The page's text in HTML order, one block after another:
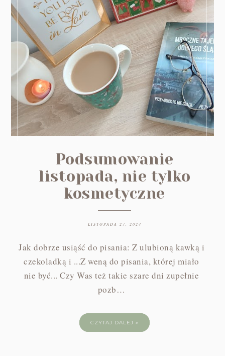
Podsumowanie
listopada, nie tylko
kosmetyczne
LISTOPADA 27, 2024
Jak dobrze usiąść do pisania: Z ulubioną kawką i
czekoladką i ...Z weną do pisania, której miało
nie być... Czy Was też takie szare dni zupełnie
pozb…
CZYTAJ DALEJ »